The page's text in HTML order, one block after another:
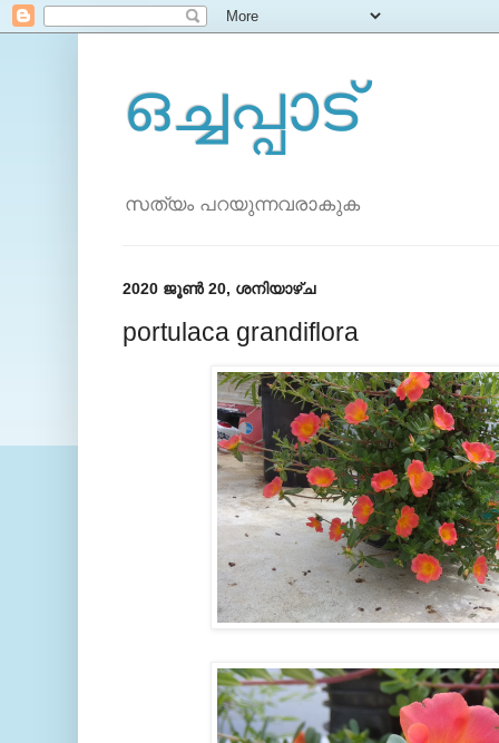
ഒച്ചപ്പാട്
സത്യം പറയുന്നവരാകുക
2020 ജൂൺ 20, ശനിയാഴ്‌ച
portulaca grandiflora